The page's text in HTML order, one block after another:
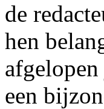
de
hen
een